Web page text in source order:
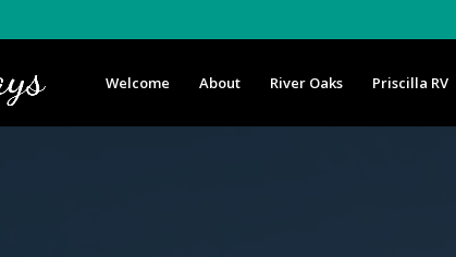
Welcome About River Oaks Priscilla RV